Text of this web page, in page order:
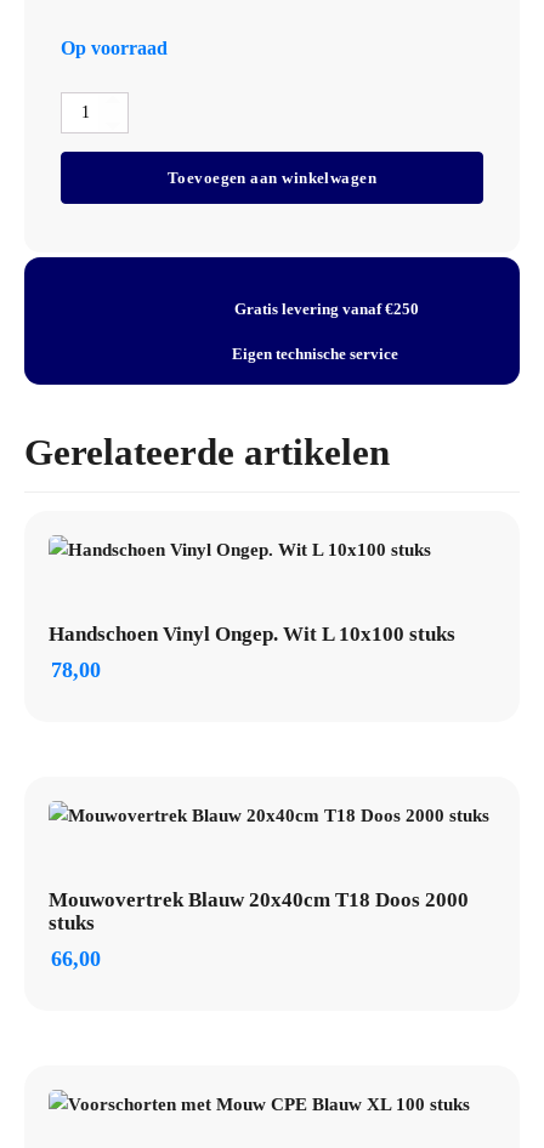
Specificaties
Materiaal: nitril
Uitvoering: ongepoederd
Kleur: blauw
Op voorraad
Handschoen
Nitril
Ongep.
XL
Toevoegen aan winkelwagen
Gratis levering vanaf €250
Eigen technische service
Gerelateerde artikelen
Handschoen Vinyl Ongep. Wit L 10x100 stuks
78,00
Mouwovertrek Blauw 20x40cm T18 Doos 2000
stuks
66,00